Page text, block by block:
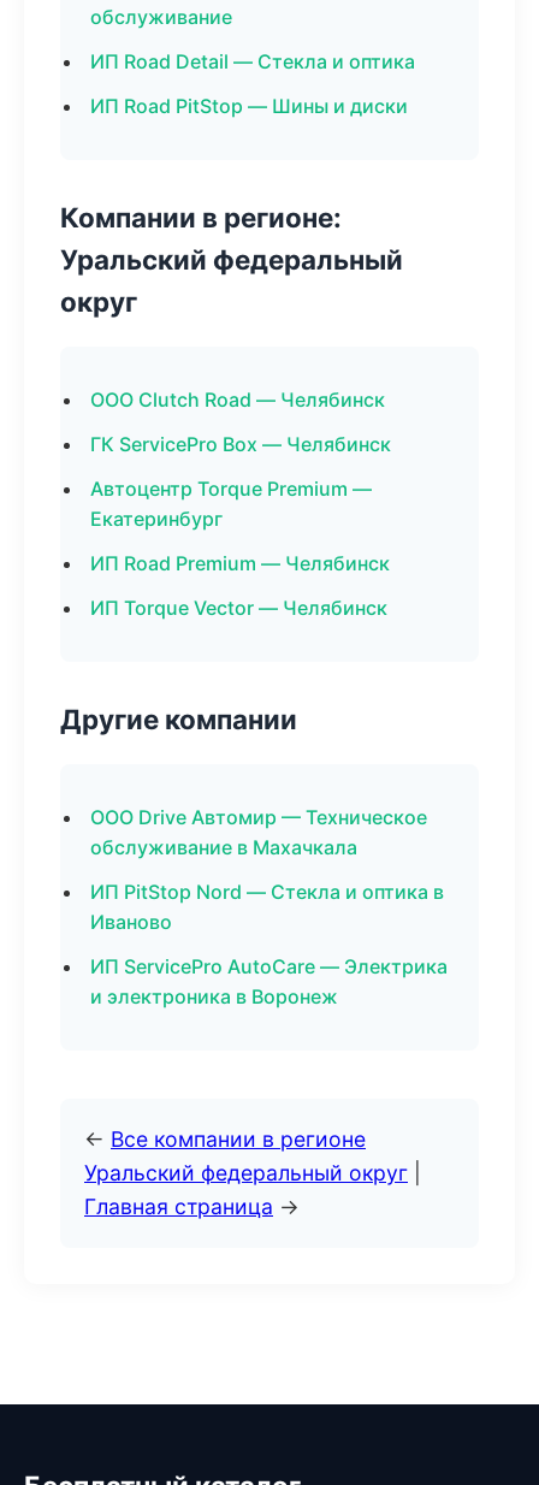
обслуживание
ИП Road Detail — Стекла и оптика
ИП Road PitStop — Шины и диски
Компании в регионе:
Уральский федеральный
округ
ООО Clutch Road — Челябинск
ГК ServicePro Box — Челябинск
Автоцентр Torque Premium —
Екатеринбург
ИП Road Premium — Челябинск
ИП Torque Vector — Челябинск
Другие компании
ООО Drive Автомир — Техническое
обслуживание в Махачкала
ИП PitStop Nord — Стекла и оптика в
Иваново
ИП ServicePro AutoCare — Электрика
и электроника в Воронеж
← Все компании в регионе
Уральский федеральный округ
Главная страница →